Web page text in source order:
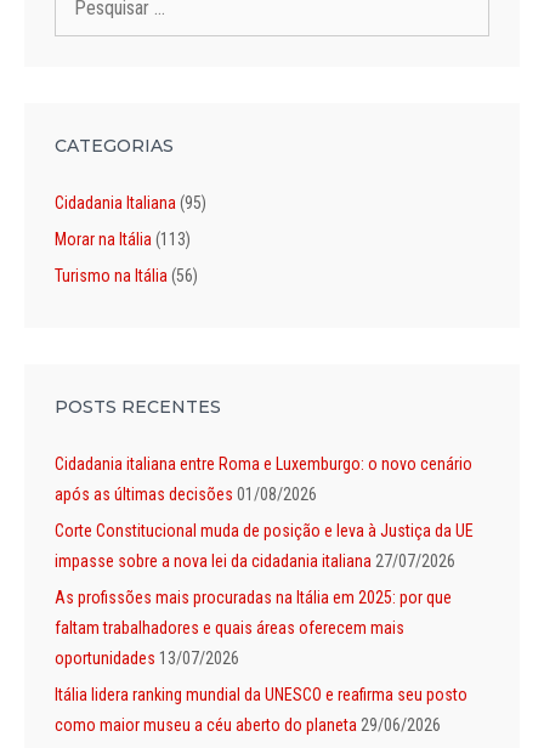
CATEGORIAS
Cidadania Italiana (95)
Morar na Itália (113)
Turismo na Itália (56)
POSTS RECENTES
Cidadania italiana entre Roma e Luxemburgo: o novo cenário
após as últimas decisões 01/08/2026
Corte Constitucional muda de posição e leva à Justiça da UE
impasse sobre a nova lei da cidadania italiana 27/07/2026
As profissões mais procuradas na Itália em 2025: por que
faltam trabalhadores e quais áreas oferecem mais
oportunidades 13/07/2026
Itália lidera ranking mundial da UNESCO e reafirma seu posto
como maior museu a céu aberto do planeta 29/06/2026